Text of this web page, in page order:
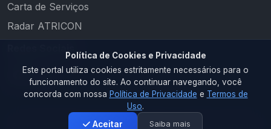
Carta de Serviços
Radar ATRICON
2026 © PM RIACHO DOS CAVALOS. Todos os direitos reservados.
Política de Cookies e Privacidade
Este portal utiliza cookies estritamente necessários para o
funcionamento do site. Ao continuar navegando, você
concorda com nossa Política de Privacidade e Termos de
Uso.
Aceitar
Saiba mais